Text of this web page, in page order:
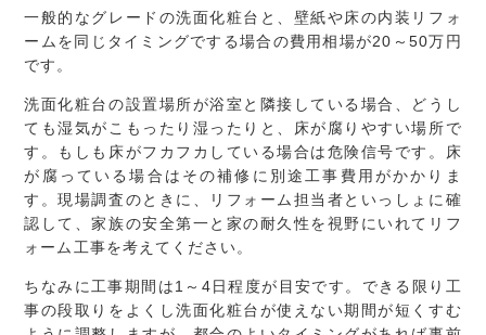
一般的なグレードの洗面化粧台と、壁紙や床の内装リフォ
ームを同じタイミングでする場合の費用相場が20～50万円
です。
洗面化粧台の設置場所が浴室と隣接している場合、どうし
ても湿気がこもったり湿ったりと、床が腐りやすい場所で
す。もしも床がフカフカしている場合は危険信号です。床
が腐っている場合はその補修に別途工事費用がかかりま
す。現場調査のときに、リフォーム担当者といっしょに確
認して、家族の安全第一と家の耐久性を視野にいれてリフ
ォーム工事を考えてください。
ちなみに工事期間は1～4日程度が目安です。できる限り工
事の段取りをよくし洗面化粧台が使えない期間が短くすむ